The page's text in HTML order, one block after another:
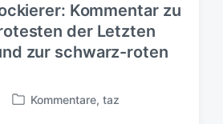
Kommentar zu
der Letzten
zur schwarz-roten
V
Kommentare, taz